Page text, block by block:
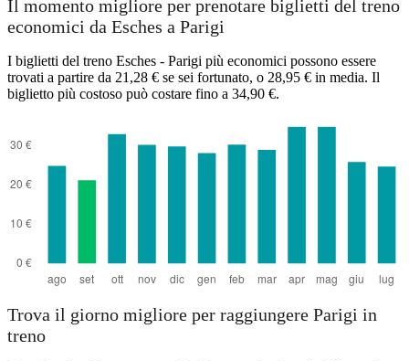
Il momento migliore per prenotare biglietti del treno
economici da Esches a Parigi
I biglietti del treno Esches - Parigi più economici possono essere
trovati a partire da 21,28 € se sei fortunato, o 28,95 € in media. Il
biglietto più costoso può costare fino a 34,90 €.
Trova il giorno migliore per raggiungere Parigi in
treno